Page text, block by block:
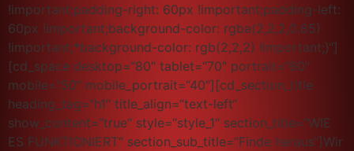
!important;padding-right: 60px !important;padding-left:
60px !important;background-color: rgba(2,2,2,0.85)
!important;*background-color: rgb(2,2,2) !important;}“]
[cd_space desktop=“80″ tablet=“70″ portrait=“60″
mobile=“50″ mobile_portrait=“40″][cd_section_title
heading_tag=“h1″ title_align=“text-left“
show_content=“true“ style=“style_1″ section_title=“WIE
ES FUNKTIONIERT“ section_sub_title=“Finde heraus“]Wir